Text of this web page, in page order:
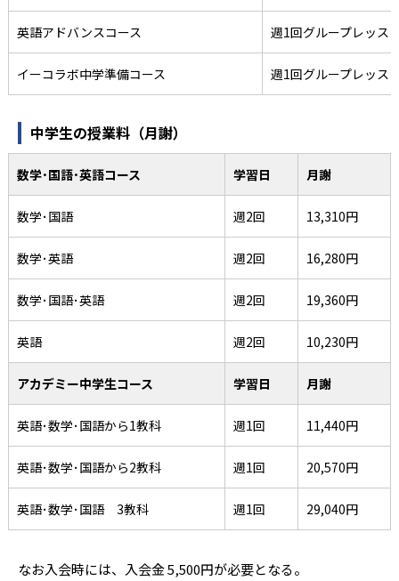
英語アドバンスコース 週1回グループレッス
イーコラボ中学準備コース 週1回グループレッス
中学生の授業料（月謝）
数学･国語･英語コース 学習日 月謝
数学･国語 週2回 13,310円
数学･英語 週2回 16,280円
数学･国語･英語 週2回 19,360円
英語 週2回 10,230円
アカデミー中学生コース 学習日 月謝
英語･数学･国語から1教科 週1回 11,440円
英語･数学･国語から2教科 週1回 20,570円
英語･数学･国語 3教科 週1回 29,040円
なお入会時には、入会金 5,500円が必要となる。